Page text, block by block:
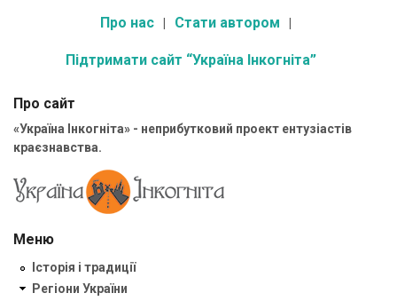
Про нас Стати автором
Підтримати сайт “Україна Інкогніта”
Про сайт
«Україна Інкогніта» - неприбутковий проект ентузіастів
краєзнавства.
Меню
Історія і традиції
Регіони України